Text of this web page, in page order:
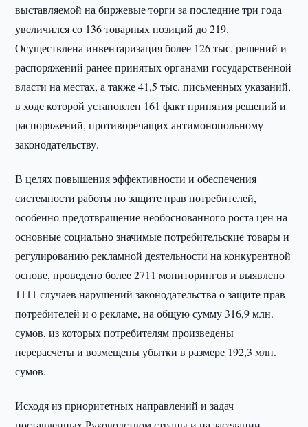
выставляемой на биржевые торги за последние три года
увеличился со 136 товарных позиций до 219.
Осуществлена инвентаризация более 126 тыс. решений и
распоряжений ранее принятых органами государственной
власти на местах, а также 41,5 тыс. письменных указаний,
в ходе которой установлен 161 факт принятия решений и
распоряжений, противоречащих антимонопольному
законодательству.
В целях повышения эффективности и обеспечения
системности работы по защите прав потребителей,
особенно предотвращение необоснованного роста цен на
основные социально значимые потребительские товары и
регулированию рекламной деятельности на конкурентной
основе, проведено более 2711 мониторингов и выявлено
1111 случаев нарушений законодательства о защите прав
потребителей и о рекламе, на общую сумму 316,9 млн.
сумов, из которых потребителям произведены
перерасчеты и возмещены убытки в размере 192,3 млн.
сумов.
Исходя из приоритетных направлений и задач